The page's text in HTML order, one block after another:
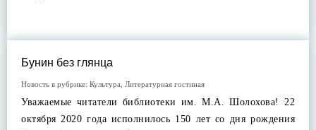
Бунин без глянца
Новость в рубрике: Культура Литературная гостиная
Уважаемые читатели библиотеки им. М.А. Шолохова! 22
октября 2020 года исполнилось 150 лет со дня рождения